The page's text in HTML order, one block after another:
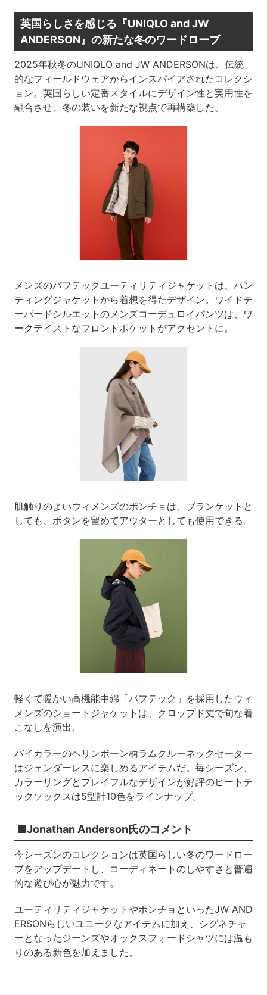
英国らしさを感じる『UNIQLO and JW
ANDERSON』の新たな冬のワードローブ
2025年秋冬のUNIQLO and JW ANDERSONは、伝統
的なフィールドウェアからインスパイアされたコレクシ
ョン。英国らしい定番スタイルにデザイン性と実用性を
融合させ、冬の装いを新たな視点で再構築した。
メンズのパフテックユーティリティジャケットは、ハン
ティングジャケットから着想を得たデザイン。ワイドテ
ーパードシルエットのメンズコーデュロイパンツは、ワ
ークテイストなフロントポケットがアクセントに。
肌触りのよいウィメンズのポンチョは、ブランケットと
しても、ボタンを留めてアウターとしても使用できる。
軽くて暖かい高機能中綿「パフテック」を採用したウィ
メンズのショートジャケットは、クロップド丈で旬な着
こなしを演出。
バイカラーのヘリンボーン柄ラムクルーネックセーター
はジェンダーレスに楽しめるアイテムだ。毎シーズン、
カラーリングとプレイフルなデザインが好評のヒートテ
ックソックスは5型計10色をラインナップ。
■Jonathan Anderson氏のコメント
今シーズンのコレクションは英国らしい冬のワードロー
ブをアップデートし、コーディネートのしやすさと普遍
的な遊び心が魅力です。
ユーティリティジャケットやポンチョといったJW AND
ERSONらしいユニークなアイテムに加え、シグネチャ
ーとなったジーンズやオックスフォードシャツには温も
りのある新色を加えました。